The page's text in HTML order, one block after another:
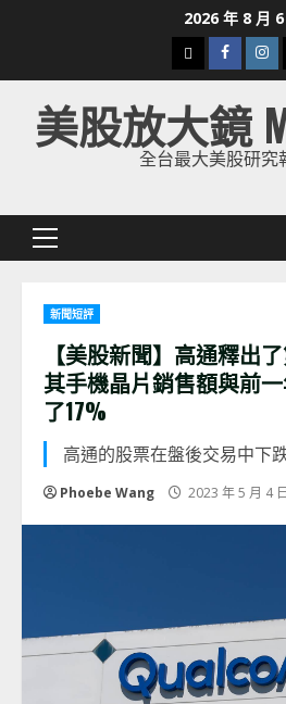
2026 年 8 月
下
載
美
股
美股放大鏡
全台最大美股研究
Primary
新聞短評
【美股新聞】高通釋出
其手機晶片銷售額與前
了17%
高通的股票在盤後交易中下
Phoebe Wang 2023 年 5 月 4 日